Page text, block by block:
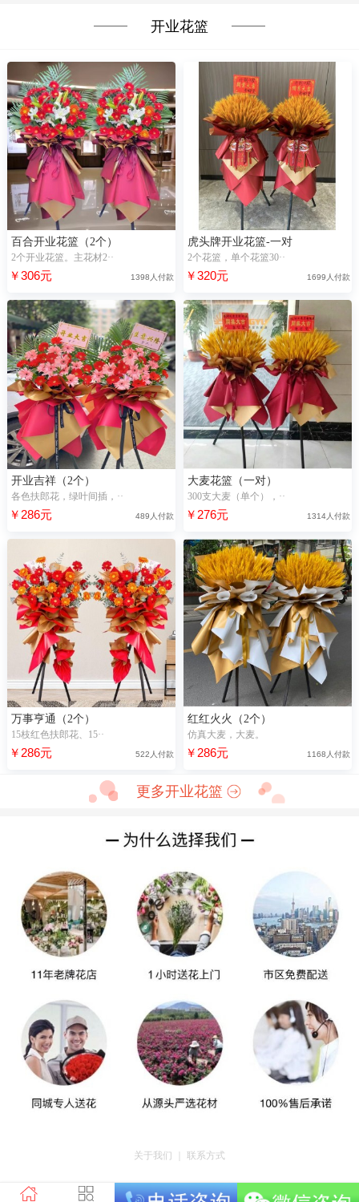
开业花篮
百合开业花篮（2个）
2个开业花篮。主花材2··
￥306元 1398人付款
虎头牌开业花篮-一对
2个花篮，单个花篮30··
￥320元 1699人付款
开业吉祥（2个）
各色扶郎花，绿叶间插，··
￥286元 489人付款
大麦花篮（一对）
300支大麦（单个），··
￥276元 1314人付款
万事亨通（2个）
15枝红色扶郎花、15··
￥286元 522人付款
红红火火（2个）
仿真大麦，大麦。
￥286元 1168人付款
更多开业花篮
关于我们 联系方式
版权所有：荣昌区昌州街道爱神鲜花店 地址：重庆市荣昌区昌州街道迎宾大道
南段3号35幢4-20 电话：tel023-46761716